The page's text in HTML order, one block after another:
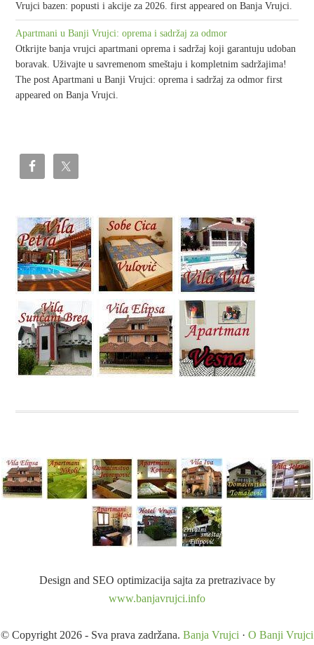
Vrujci bazen: popusti i akcije za 2026. first appeared on Banja Vrujci.
Apartmani u Banji Vrujci: oprema i sadržaj za odmor
Otkrijte banja vrujci apartmani oprema i sadržaj koji garantuju udoban
boravak. Uživajte u savremenom smeštaju i kompletnim sadržajima!
The post Apartmani u Banji Vrujci: oprema i sadržaj za odmor first
appeared on Banja Vrujci.
Design and SEO optimizacija sajta za pretrazivace by
www.banjavrujci.info
© Copyright 2026 - Sva prava zadržana. Banja Vrujci · O Banji Vrujci